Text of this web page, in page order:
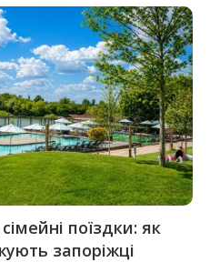
поїздки: як
запоріжці